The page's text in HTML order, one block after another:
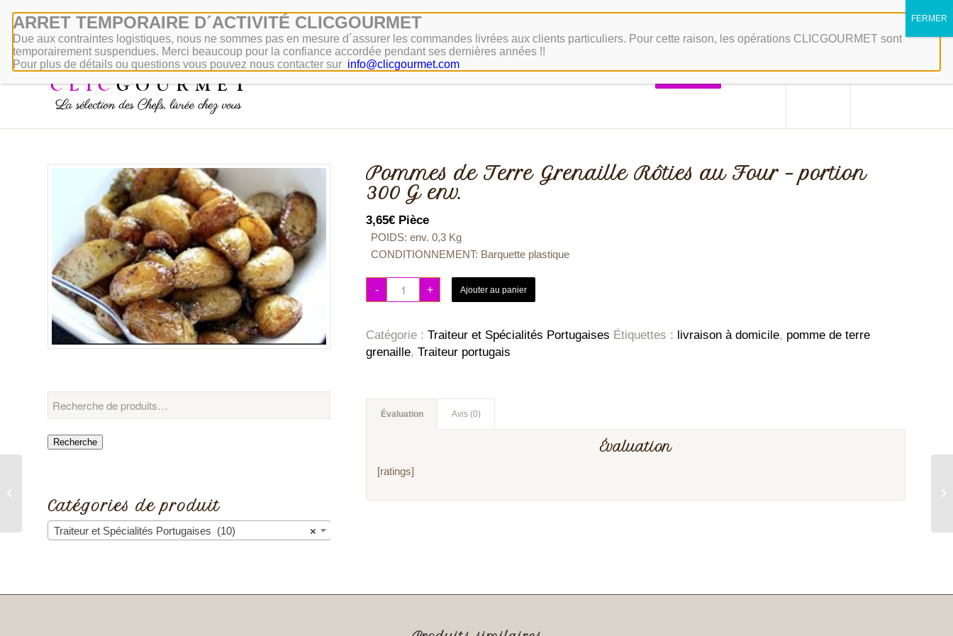
Mon compte
A propos de Zones de Livraison Contactez Liste des Produits Catalogue
Recherche
Catégories de produit
×
Traiteur et Spécialités Portugaises (10)
Pommes de Terre Grenaille Rôties au Four – portion
300 G env.
3,65€ Pièce
POIDS: env.0,3 Kg
CONDITIONNEMENT: Barquette plastique
- + Ajouter au panier
Catégorie :Traiteur et Spécialités Portugaises Étiquettes : livraison à domicile, pomme de terre
grenaille,Traiteur portugais
Évaluation Avis (0)
Évaluation
[ratings]
Crème – x6 Unités
ARRET TEMPORAIRE D´ACTIVITÉ CLICGOURMET
Due aux contraintes logistiques, nous ne sommes pas en mesure d´assurer les commandes livrées aux clients particuliers. Pour cette raison, les opérations CLICGOURMET sont
temporairement suspendues. Merci beaucoup pour la confiance accordée pendant ses dernières années !!
Pour plus de détails ou questions vous pouvez nous contacter sur info@clicgourmet.com